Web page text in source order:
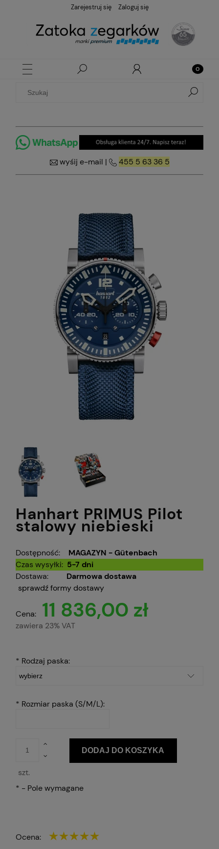
Zarejestruj się Zaloguj się
wyśij e-mail | 455 5 63 36 5
Hanhart PRIMUS Pilot
stalowy niebieski
Dostępność:
MAGAZYN - Gütenbach
Czas wysyłki: 5-7 dni
Dostawa:
Darmowa dostawa
sprawdź formy dostawy
Cena: 11 836,00 zł
zawiera 23% VAT
* Rodzaj paska:
* Rozmiar paska (S/M/L):
szt.
DODAJ DO KOSZYKA
* - Pole wymagane
Ocena: